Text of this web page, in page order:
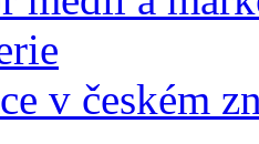
v českém